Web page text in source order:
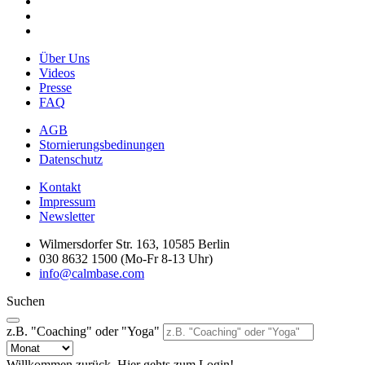
Über Uns
Videos
Presse
FAQ
AGB
Stornierungsbedinungen
Datenschutz
Kontakt
Impressum
Newsletter
Wilmersdorfer Str. 163, 10585 Berlin
030 8632 1500 (Mo-Fr 8-13 Uhr)
info@calmbase.com
Suchen
z.B. "Coaching" oder "Yoga"